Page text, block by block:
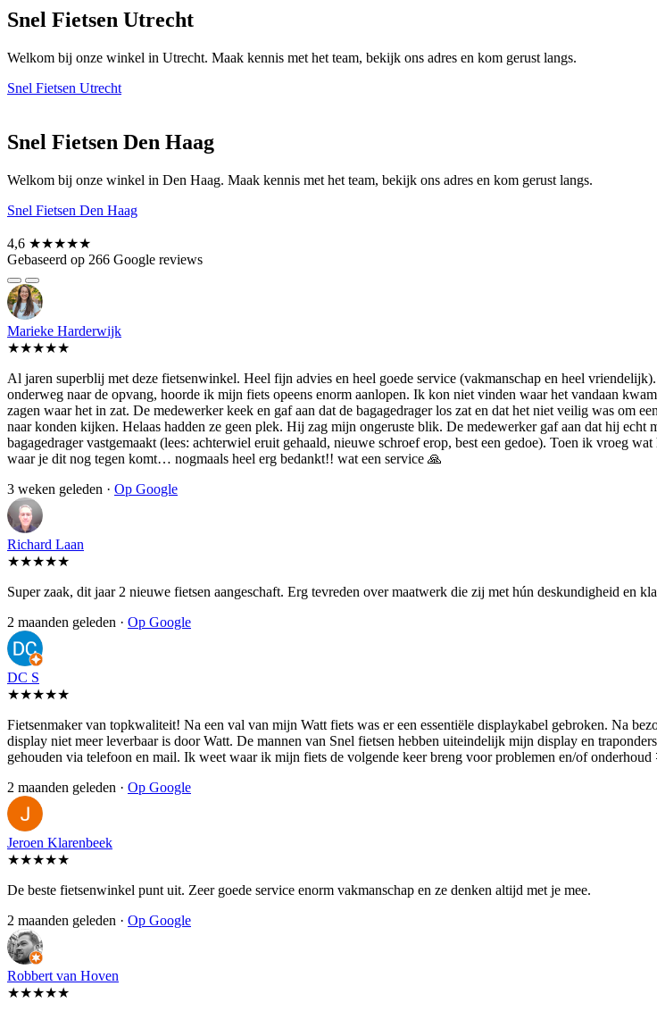
Snel Fietsen Utrecht
Welkom bij onze winkel in Utrecht. Maak kennis met het team, bekijk ons adres en kom gerust langs.
Snel Fietsen Utrecht
Snel Fietsen Den Haag
Welkom bij onze winkel in Den Haag. Maak kennis met het team, bekijk ons adres en kom gerust langs.
Snel Fietsen Den Haag
4,6 ★★★★★
Gebaseerd op 266 Google reviews
Marieke Harderwijk
★★★★★
Al jaren superblij met deze fietsenwinkel. Heel fijn advies en heel goede service (vakmanschap en heel
onderweg naar de opvang, hoorde ik mijn fiets opeens enorm aanlopen. Ik kon niet vinden waar het vandaan
zagen waar het in zat. De medewerker keek en gaf aan dat de bagagedrager los zat en dat het niet veilig was
naar konden kijken. Helaas hadden ze geen plek. Hij zag mijn ongeruste blik. De medewerker gaf aan dat hij
bagagedrager vastgemaakt (lees: achterwiel eruit gehaald, nieuwe schroef erop, best een gedoe). Toen ik vroeg
waar je dit nog tegen komt… nogmaals heel erg bedankt!! wat een service 🙏
3 weken geleden · Op Google
Richard Laan
★★★★★
Super zaak, dit jaar 2 nieuwe fietsen aangeschaft. Erg tevreden over maatwerk die zij met hún deskundigheid en
2 maanden geleden · Op Google
DC S
★★★★★
Fietsenmaker van topkwaliteit! Na een val van mijn Watt fiets was er een essentiële displaykabel gebroken. Na
display niet meer leverbaar is door Watt. De mannen van Snel fietsen hebben uiteindelijk mijn display en
gehouden via telefoon en mail. Ik weet waar ik mijn fiets de volgende keer breng voor problemen en/of onderhoud
2 maanden geleden · Op Google
Jeroen Klarenbeek
★★★★★
De beste fietsenwinkel punt uit. Zeer goede service enorm vakmanschap en ze denken altijd met je mee.
2 maanden geleden · Op Google
Robbert van Hoven
★★★★★